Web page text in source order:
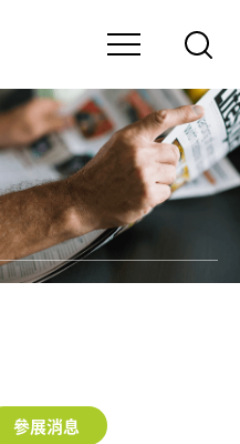
參展消息